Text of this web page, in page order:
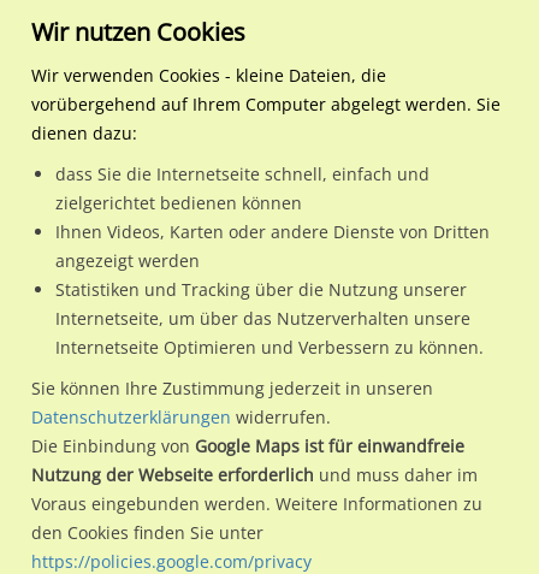
Regionale Plakatwerbung Hessen
Offenbach am Main, Stadt
Seligenstädter Str. 20/
63073 / Offenbach am Main, Stadt / Bieber
Nutze günstige Werbemöglichkeiten am Standort
Seligenstädter Str. 20/Ostendplatz/außenim Ortsteil Bieber)
in Offenbach am Main, Stadt.
Wir erheben für jede unserer Werbeflächen individuelle und
aktuelleStandortinformationenundLeistungswerte. Damit
kannst du dich schon vor der Buchung im Detail über den
Standort, seine Reichweite und Werbewirkung sowie
eventuelle Beschränkungen in den zugelassenen
Wir nutzen Cookies
Wir verwenden Cookies - kleine Dateien, die
vorübergehend auf Ihrem Computer abgelegt werden. Sie
dienen dazu:
dass Sie die Internetseite schnell, einfach und
zielgerichtet bedienen können
Ihnen Videos, Karten oder andere Dienste von Dritten
angezeigt werden
Statistiken und Tracking über die Nutzung unserer
Internetseite, um über das Nutzerverhalten unsere
Internetseite Optimieren und Verbessern zu können.
Sie können Ihre Zustimmung jederzeit in unseren
Datenschutzerklärungen widerrufen.
Die Einbindung von Google Maps ist für einwandfreie
Nutzung der Webseite erforderlich und muss daher im
Voraus eingebunden werden. Weitere Informationen zu
den Cookies finden Sie unter
https://policies.google.com/privacy